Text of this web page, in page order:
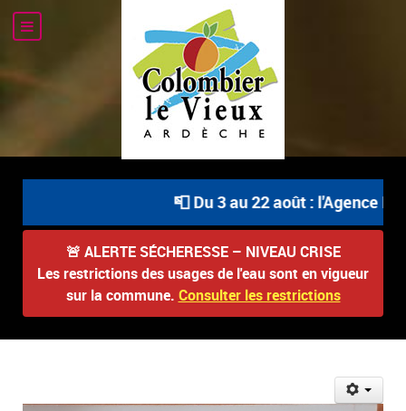
📮 Du 3 au 22 août : l'Agence
🚨 ALERTE SÉCHERESSE – NIVEAU CRISE
Les restrictions des usages de l'eau sont en vigueur
sur la commune. Consulter les restrictions